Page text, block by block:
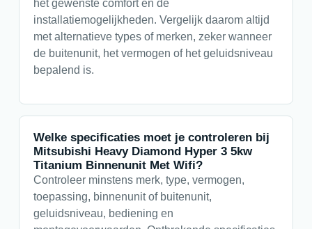
het gewenste comfort en de
installatiemogelijkheden. Vergelijk daarom altijd
met alternatieve types of merken, zeker wanneer
de buitenunit, het vermogen of het geluidsniveau
bepalend is.
Welke specificaties moet je controleren bij
Mitsubishi Heavy Diamond Hyper 3 5kw
Titanium Binnenunit Met Wifi?
Controleer minstens merk, type, vermogen,
toepassing, binnenunit of buitenunit,
geluidsniveau, bediening en